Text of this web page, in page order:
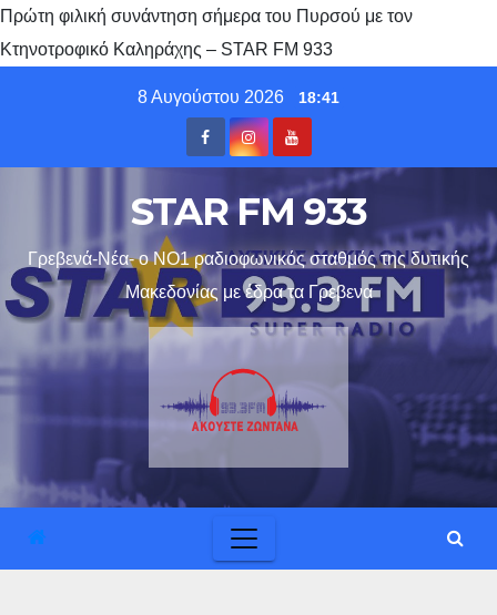
Πρώτη φιλική συνάντηση σήμερα του Πυρσού με τον
Κτηνοτροφικό Καληράχης – STAR FM 933
8 Αυγούστου 2026 18:41
STAR FM 933
Γρεβενά-Νέα- ο ΝΟ1 ραδιοφωνικός σταθμός της δυτικής
Μακεδονίας με έδρα τα Γρεβενα